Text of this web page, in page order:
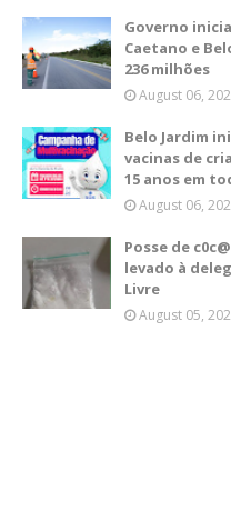
Governo
Caetano e
236 milhões
August 06,
Belo Jardim
vacinas de
15 anos em
August 06,
Posse de
levado à
Livre
August 05,